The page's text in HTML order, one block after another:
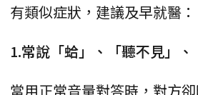
有類似症狀，建議及早就醫：
1.常說「蛤」、「聽不見」、
當用正常音量對答時，對方